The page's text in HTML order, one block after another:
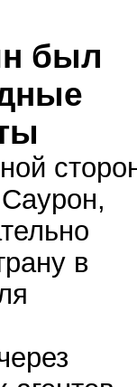
был
в